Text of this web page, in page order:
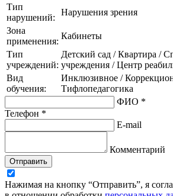
Тип
нарушений:
Нарушения зрения
Зона
применения:
Кабинеты
Тип
учреждений:
Детский сад / Квартира /
учреждения / Центр
Вид
обучения:
Инклюзивное /
Тифлопедагогика
ФИО *
Телефон *
E-mail
Комментарий
Отправить
Нажимая на кнопку “Отправить”, я